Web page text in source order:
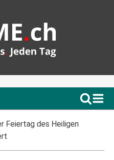
Feiertag des Heiligen